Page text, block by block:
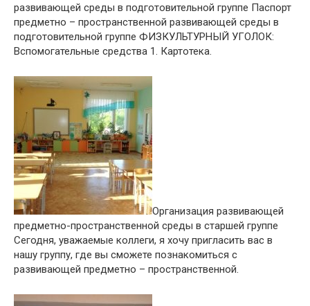
развивающей среды в подготовительной группе Паспорт
предметно – пространственной развивающей среды в
подготовительной группе ФИЗКУЛЬТУРНЫЙ УГОЛОК:
Вспомогательные средства 1. Картотека.
Организация развивающей
предметно-пространственной среды в старшей группе
Сегодня, уважаемые коллеги, я хочу пригласить вас в
нашу группу, где вы сможете познакомиться с
развивающей предметно – пространственной.